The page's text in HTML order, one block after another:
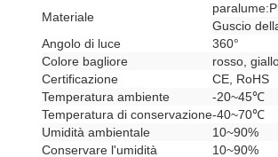
Materiale
Guscio
Angolo di luce
360°
Colore bagliore
rosso,
Certificazione
CE, RoHS
Temperatura ambiente
-20~45℃
Temperatura di conservazione-40~70℃
Umidità ambientale
10~90%
Conservare l'umidità
10~90%